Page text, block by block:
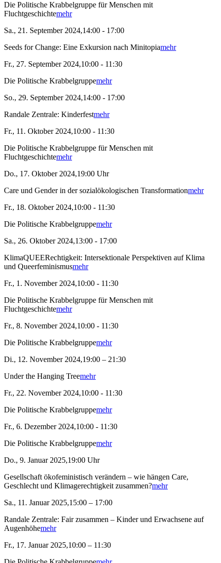
Die Politische Krabbelgruppe für Menschen mit
Fluchtgeschichtemehr
Sa., 21. September 2024,14:00 - 17:00
Seeds for Change: Eine Exkursion nach Minitopiamehr
Fr., 27. September 2024,10:00 - 11:30
Die Politische Krabbelgruppemehr
So., 29. September 2024,14:00 - 17:00
Randale Zentrale: Kinderfestmehr
Fr., 11. Oktober 2024,10:00 - 11:30
Die Politische Krabbelgruppe für Menschen mit
Fluchtgeschichtemehr
Do., 17. Oktober 2024,19:00 Uhr
Care und Gender in der sozialökologischen Transformationmehr
Fr., 18. Oktober 2024,10:00 - 11:30
Die Politische Krabbelgruppemehr
Sa., 26. Oktober 2024,13:00 - 17:00
KlimaQUEERechtigkeit: Intersektionale Perspektiven auf Klima
und Queerfeminismusmehr
Fr., 1. November 2024,10:00 - 11:30
Die Politische Krabbelgruppe für Menschen mit
Fluchtgeschichtemehr
Fr., 8. November 2024,10:00 - 11:30
Die Politische Krabbelgruppemehr
Di., 12. November 2024,19:00 – 21:30
Under the Hanging Treemehr
Fr., 22. November 2024,10:00 - 11:30
Die Politische Krabbelgruppemehr
Fr., 6. Dezember 2024,10:00 - 11:30
Die Politische Krabbelgruppemehr
Do., 9. Januar 2025,19:00 Uhr
Gesellschaft ökofeministisch verändern – wie hängen Care,
Geschlecht und Klimagerechtigkeit zusammen?mehr
Sa., 11. Januar 2025,15:00 – 17:00
Randale Zentrale: Fair zusammen – Kinder und Erwachsene auf
Augenhöhemehr
Fr., 17. Januar 2025,10:00 – 11:30